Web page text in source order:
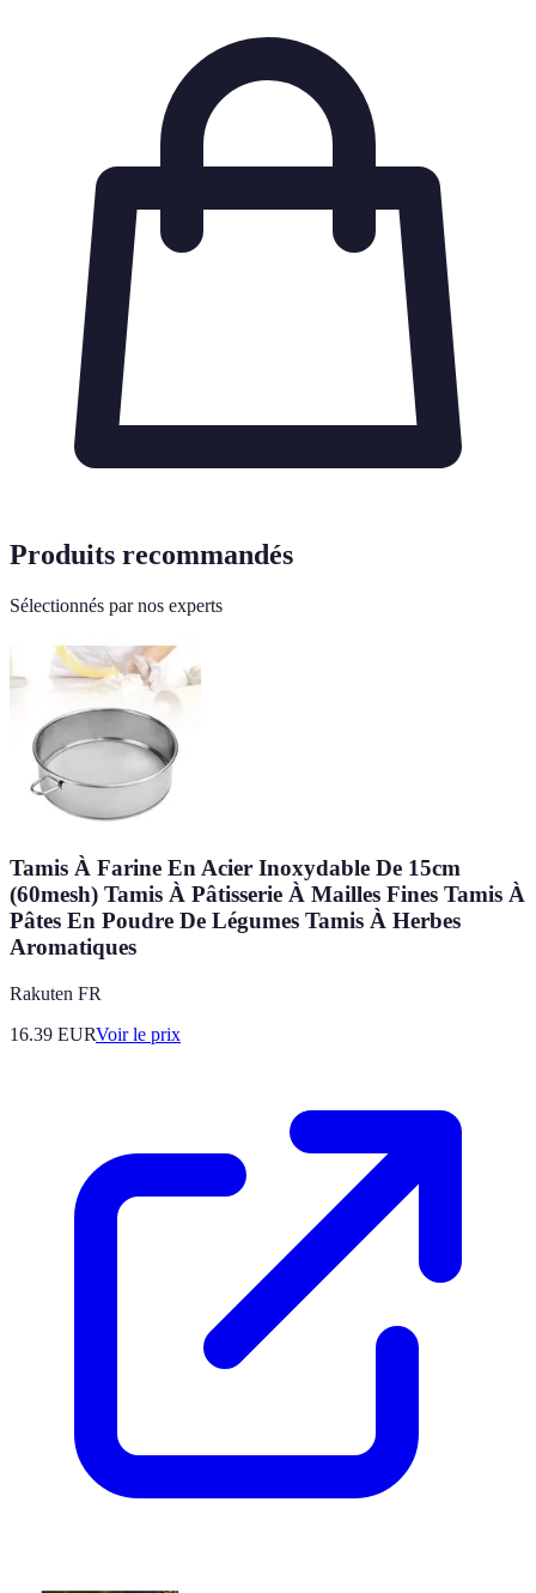
Produits recommandés
Sélectionnés par nos experts
Tamis À Farine En Acier Inoxydable De 15cm
(60mesh) Tamis À Pâtisserie À Mailles Fines Tamis À
Pâtes En Poudre De Légumes Tamis À Herbes
Aromatiques
Rakuten FR
16.39 EURVoir le prix